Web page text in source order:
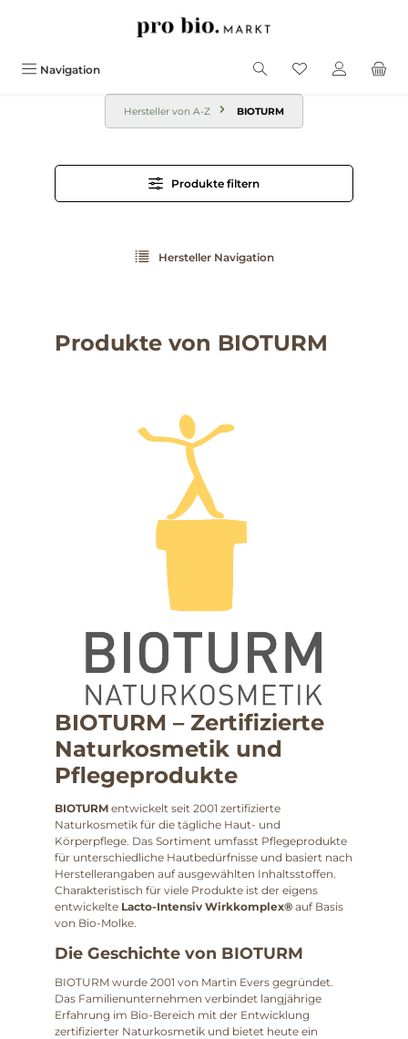
Navigation
Hersteller von A-Z BIOTURM
Produkte filtern
Hersteller Navigation
Produkte von BIOTURM
BIOTURM – Zertifizierte
Naturkosmetik und
Pflegeprodukte
BIOTURM entwickelt seit 2001 zertifizierte
Naturkosmetik für die tägliche Haut- und
Körperpflege. Das Sortiment umfasst Pflegeprodukte
für unterschiedliche Hautbedürfnisse und basiert nach
Herstellerangaben auf ausgewählten Inhaltsstoffen.
Charakteristisch für viele Produkte ist der eigens
entwickelte Lacto-Intensiv Wirkkomplex® auf Basis
von Bio-Molke.
Die Geschichte von BIOTURM
BIOTURM wurde 2001 von Martin Evers gegründet.
Das Familienunternehmen verbindet langjährige
Erfahrung im Bio-Bereich mit der Entwicklung
zertifizierter Naturkosmetik und bietet heute ein